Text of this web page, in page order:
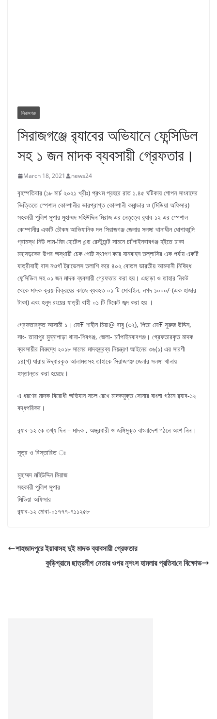
সিরাজগঞ্জ
সিরাজগঞ্জে র‌্যাবের অভিযানে ফেন্সিডিল
সহ ১ জন মাদক ব্যবসায়ী গ্রেফতার।
March 18, 2021 news24
বৃহস্পতিবার (১৮ মার্চ ২০২১ খ্রীঃ) প্রথম প্রহরে রাত ১.৪৫ ঘটিকায় গোপন সাংবাদের
ভিত্তিতে স্পেশাল কোম্পানীর ভারপ্রাপ্ত কোম্পানী কমান্ডার ও (মিডিয়া অফিসার)
সহকারী পুলিশ সুপার মুহাম্মদ মহিউদ্দিন মিরাজ এর নেতৃত্বে র‌্যাব-১২ এর স্পেশাল
কোম্পানীর একটি চৌকষ আভিযানিক দল সিরাজগঞ্জ জেলার সলঙ্গা থানাধীন ধোপাকান্দি
গ্রামস্থ নিউ লাম-মিম হোটেল এন্ড রেস্টুরেন্ট সামনে চাাঁপাইনবাবগঞ্জ হইতে ঢাকা
মহাসড়কের উপর অস্থায়ী চেক পোষ্ট স্থাপণ করে যানবাহন তল্লাসির এক পর্যায় একটি
যাত্রীবাহী বাস নওগাঁ ট্রাভেলস তলাশি করে ৪০২ বোতল ভারতীয় আমদানী নিষিদ্ধ
ফেন্সিডিল সহ ০১ জন মাদক ব্যবসায়ী গ্রেফতার করা হয়। এছাড়া ও তাহার নিকট
থেকে মাদক ক্রয়-বিক্রয়ের কাজে ব্যবহৃত ০১ টি মোবাইল, নগদ ১০০০/-(এক হাজার
টাকা) এবং হলুদ রংয়ের যাত্রী বাহী ০১ টি টিকেট জব্দ করা হয় ।
গ্রেফতারকৃত আসামী ১। মোŦ শাহীন মিয়া@ বাবু (৩২), পিতা মোŦ সুরুজ উদ্দিন,
সাং- তারাপুর মুন্নাপাড়া থানা-শিবগঞ্জ, জেলা- চাাঁপাইনবাবগঞ্জ। গ্রেফতারকৃত মাদক
ব্যবসায়ীর বিরুদ্ধে ২০১৮ সালের মাদকদ্র্রব্য নিয়ন্ত্রণ আইনের ৩৬(১) এর সারণী
১৪(গ) ধারায় উদ্ধারকৃত আলামতসহ তাহাকে সিরাজগঞ্জ জেলার সলঙ্গা থানায়
হস্তান্তর করা হয়েছে।
এ ধরণের মাদক বিরোধী অভিযান সচল রেখে মাদকমুক্ত সোনার বাংলা গঠনে র‌্যাব-১২
বদ্ধপরিকর।
র‌্যাব-১২ কে তথ্য দিন – মাদক , অস্ত্রধারী ও জঙ্গিমুক্ত বাংলাদেশ গঠনে অংশ নিন।
সূত্র ও বিস্তারিত ঃ
মুহাম্মদ মহিউদ্দিন মিরাজ
সহকারী পুলিশ সুপার
মিডিয়া অফিসার
র‌্যাব-১২ মোবা-০১৭৭৭-৭১১২৫৮
শাহজাদপুরে ইয়াবাসহ দুই মাদক ব্যাবসায়ী গ্রেফতার
কুড়িগ্রামে ছাত্রলীগ নেতার ওপর নৃশংস হামলার প্রতিবা‌দে বিক্ষোভ